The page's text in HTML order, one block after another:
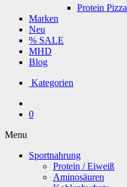
Protein Pizza
Marken
Neu
% SALE
MHD
Blog
Kategorien
0
Menu
Sportnahrung
Protein / Eiweiß
Aminosäuren